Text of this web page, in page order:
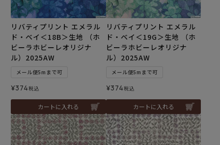
リバティプリント エメラル
ド・ベイ＜18B＞生地 （ホ
ビーラホビーレオリジナ
ル）2025AW
メール便5mまで可
¥374税込
カートに入れる
リバティプリント エメラル
ド・ベイ＜19G＞生地 （ホ
ビーラホビーレオリジナ
ル）2025AW
メール便5mまで可
¥374税込
カートに入れる